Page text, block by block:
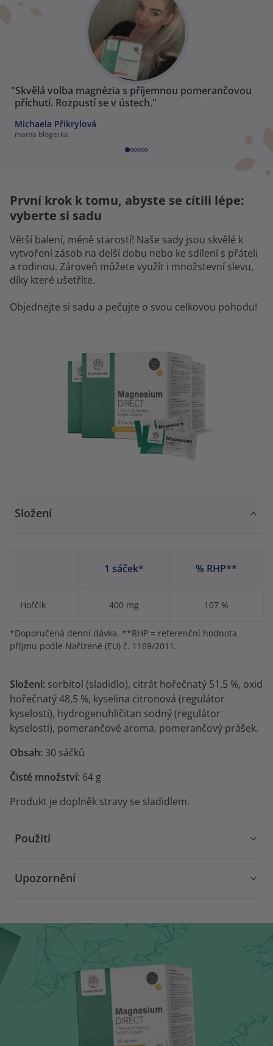
"Skvělá volba magnézia s příjemnou pomerančovou
příchutí. Rozpustí se v ústech."
Michaela Přikrylová
mama blogerka
První krok k tomu, abyste se cítili lépe:
vyberte si sadu
Větší balení, méně starostí! Naše sady jsou skvělé k
vytvoření zásob na delší dobu nebo ke sdílení s přáteli
a rodinou. Zároveň můžete využít i množstevní slevu,
díky které ušetříte.
Objednejte si sadu a pečujte o svou celkovou pohodu!
Složení
1 sáček* % RHP**
Hořčík 400 mg 107 %
*Doporučená denní dávka. **RHP = referenční hodnota
příjmu podle Nařízené (EU) č. 1169/2011.
Složení: sorbitol (sladidlo), citrát hořečnatý 51,5 %, oxid
hořečnatý 48,5 %, kyselina citronová (regulátor
kyselosti), hydrogenuhličitan sodný (regulátor
kyselosti), pomerančové aroma, pomerančový prášek.
Obsah: 30 sáčků
Čisté množství: 64 g
Produkt je doplněk stravy se sladidlem.
Použití
Upozornění